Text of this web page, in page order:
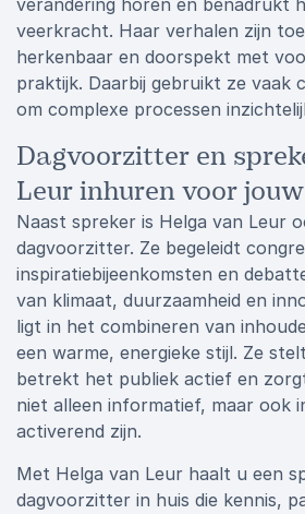
verandering horen en benadrukt
veerkracht. Haar verhalen zijn
herkenbaar en doorspekt met
praktijk. Daarbij gebruikt ze vaak
om complexe processen
Dagvoorzitter en
Leur inhuren voor
Naast spreker is Helga van Leur
dagvoorzitter. Ze begeleidt
inspiratiebijeenkomsten en
van klimaat, duurzaamheid en
ligt in het combineren van
een warme, energieke stijl. Ze
betrekt het publiek actief en
niet alleen informatief, maar ook
activerend zijn.
Met Helga van Leur haalt u een
dagvoorzitter in huis die kennis,